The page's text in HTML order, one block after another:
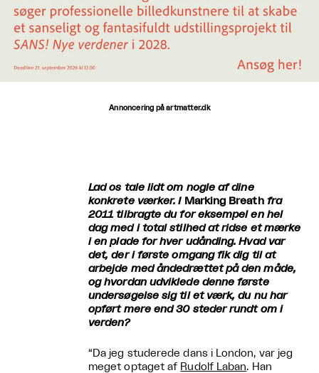
Annoncering på artmatter.dk
Lad os tale lidt om nogle af dine
konkrete værker. I Marking Breathfra
2011 tilbragte du for eksempel en hel
dag med i total stilhed at ridse et mærke
i en plade for hver udånding. Hvad var
det, der i første omgang fik dig til at
arbejde med åndedrættet på den måde,
og hvordan udviklede denne første
undersøgelse sig til et værk, du nu har
opført mere end 30 steder rundt om i
verden?
“Da jeg studerede dans i London, var jeg
meget optaget af Rudolf Laban. Han